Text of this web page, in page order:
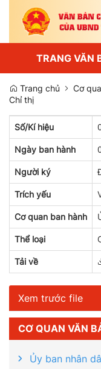
TRANG VĂN
CƠ QUAN VĂN
Ủy ban nhân
Trang chủ Cơ
Chỉ thị
Số/Kí hiệu
Ngày ban hành
Người ký
Trích yếu
Cơ quan ban hành
Thể loại
Tải về
Xem trước file